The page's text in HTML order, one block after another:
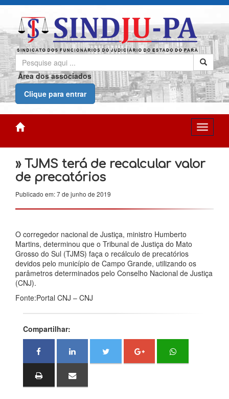
Área dos associados
Clique para entrar
» TJMS terá de recalcular valor
de precatórios
Publicado em: 7 de junho de 2019
O corregedor nacional de Justiça, ministro Humberto
Martins, determinou que o Tribunal de Justiça do Mato
Grosso do Sul (TJMS) faça o recálculo de precatórios
devidos pelo município de Campo Grande, utilizando os
parâmetros determinados pelo Conselho Nacional de Justiça
(CNJ).
Fonte:Portal CNJ – CNJ
Compartilhar: